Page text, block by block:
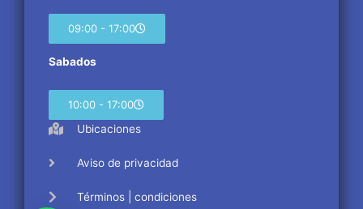
09:00 - 17:00
Sabados
10:00 - 17:00
Ubicaciones
Aviso de privacidad
Términos | condiciones